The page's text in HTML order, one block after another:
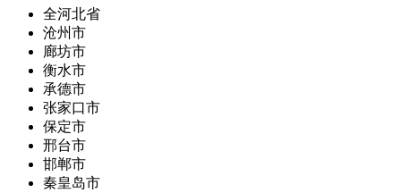
全河北省
沧州市
廊坊市
衡水市
承德市
张家口市
保定市
邢台市
邯郸市
秦皇岛市